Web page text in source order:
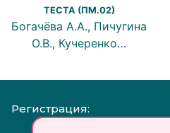
ТЕСТА (ПМ.02)
Богачёва А.А., Пичугина
О.В., Кучеренко…
Регистрация: